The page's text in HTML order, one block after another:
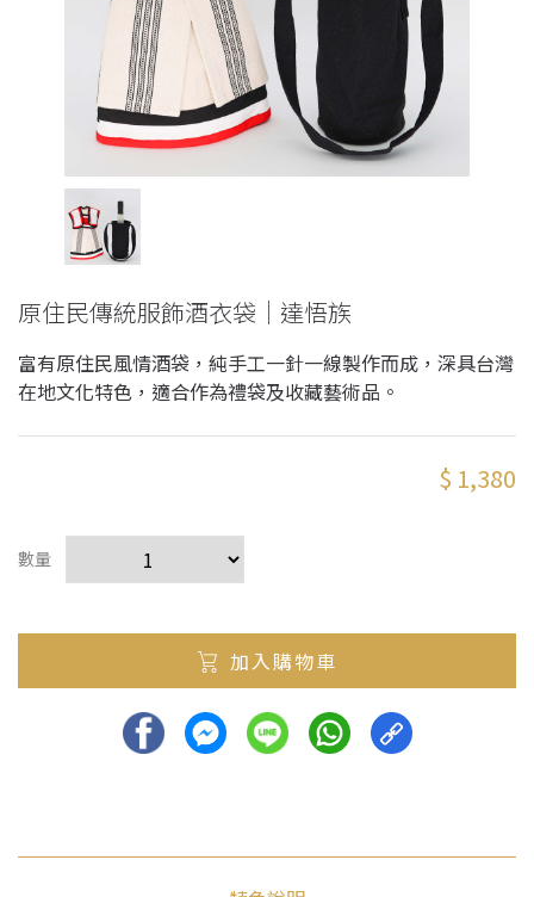
原住民傳統服飾酒衣袋｜達悟族
富有原住民風情酒袋，純手工一針一線製作而成，深具台灣
在地文化特色，適合作為禮袋及收藏藝術品。
$ 1,380
數量
加入購物車